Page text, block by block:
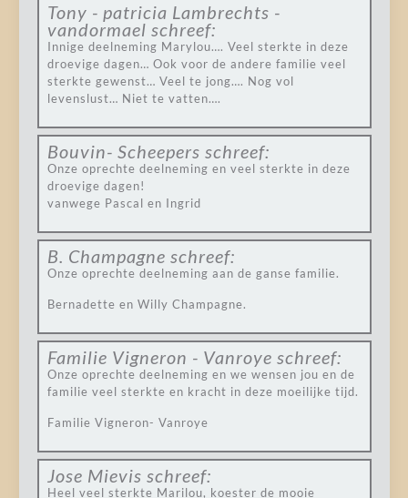
Tony - patricia Lambrechts -
vandormael schreef:
Innige deelneming Marylou…. Veel sterkte in deze
droevige dagen… Ook voor de andere familie veel
sterkte gewenst… Veel te jong…. Nog vol
levenslust… Niet te vatten….
Bouvin- Scheepers schreef:
Onze oprechte deelneming en veel sterkte in deze
droevige dagen!
vanwege Pascal en Ingrid
B. Champagne schreef:
Onze oprechte deelneming aan de ganse familie.
Bernadette en Willy Champagne.
Familie Vigneron - Vanroye schreef:
Onze oprechte deelneming en we wensen jou en de
familie veel sterkte en kracht in deze moeilijke tijd.
Familie Vigneron- Vanroye
Jose Mievis schreef:
Heel veel sterkte Marilou, koester de mooie